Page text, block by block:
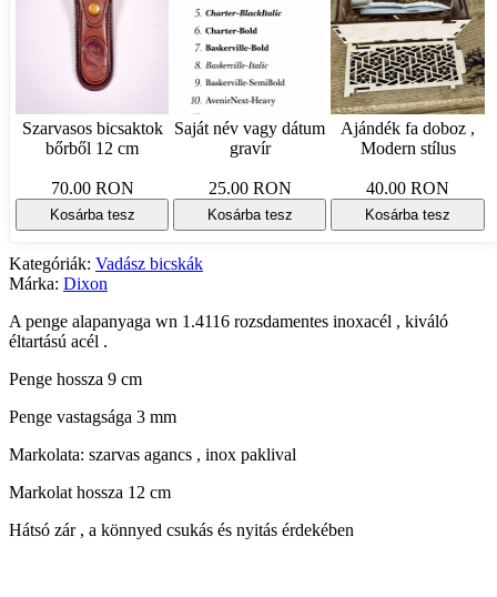
Szarvasos bicsaktok
bőrből 12 cm
70.00 RON
Kosárba tesz
Saját név vagy dátum
gravír
25.00 RON
Kosárba tesz
Ajándék fa doboz ,
Modern stílus
40.00 RON
Kosárba tesz
Kategóriák: Vadász bicskák
Márka: Dixon
A penge alapanyaga wn 1.4116 rozsdamentes inoxacél , kiváló
éltartású acél .
Penge hossza 9 cm
Penge vastagsága 3 mm
Markolata: szarvas agancs , inox paklival
Markolat hossza 12 cm
Hátsó zár , a könnyed csukás és nyitás érdekében